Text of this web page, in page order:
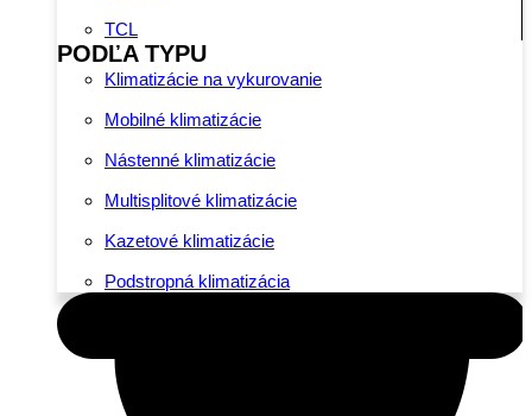
TCL
PODĽA TYPU
Klimatizácie na vykurovanie
Mobilné klimatizácie
Nástenné klimatizácie
Multisplitové klimatizácie
Kazetové klimatizácie
Podstropná klimatizácia